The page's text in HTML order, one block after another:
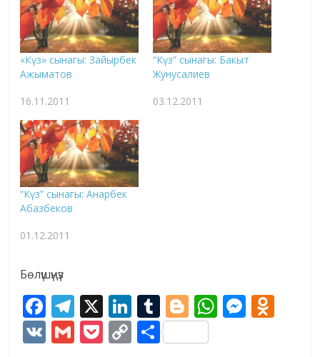
«Күз» сынагы: Зайырбек
Ажыматов
16.11.2011
“Күз” сынагы: Бакыт
Жунусалиев
03.12.2011
“Күз” сынагы: Анарбек
Абазбеков
01.12.2011
Бөлүшүңүз
F
ac
T
el
X Li
n
T
u
Bl
o
W M
V G P C S